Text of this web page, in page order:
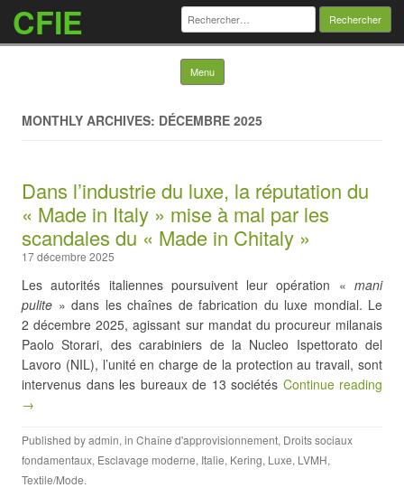
CFIE Rechercher :
Menu Skip to content
MONTHLY ARCHIVES: DÉCEMBRE 2025
Dans l’industrie du luxe, la réputation du
« Made in Italy » mise à mal par les
scandales du « Made in Chitaly »
17 décembre 2025
Les autorités italiennes poursuivent leur opération « mani
pulite » dans les chaînes de fabrication du luxe mondial. Le
2 décembre 2025, agissant sur mandat du procureur milanais
Paolo Storari, des carabiniers de la Nucleo Ispettorato del
Lavoro (NIL), l’unité en charge de la protection au travail, sont
intervenus dans les bureaux de 13 sociétés Continue reading
→
Published byadmin, in Chaîne d'approvisionnement, Droits sociaux
fondamentaux, Esclavage moderne, Italie, Kering, Luxe, LVMH,
Textile/Mode.